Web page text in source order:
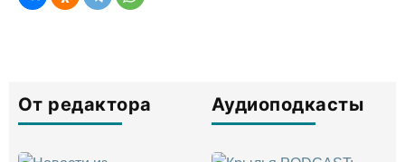
От редактора Аудиоподкасты